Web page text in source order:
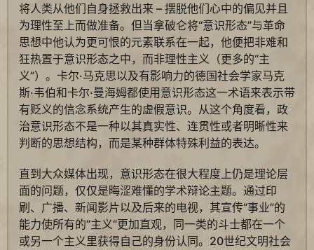
将人类从他们自身拯救出来 – 摆脱他们心中的偏见并且
为理性至上而做准备。但当拿破仑将“意识形态”与革命
思想中他认为更可恨的元素联系在一起，他便把非难和
狂热置于意识形态之中，而非理性主义（更多的“主
义”）。卡尔·马克思以及有影响力的德国社会学家马克
斯·韦伯和卡尔·曼海姆都使用意识形态这一术语来表示带
有贬义的信念系统产生的虚假意识。从这个角度看，政
治意识形态不是一种以其真实性、连贯性或者明晰性来
判断的思想结构，而是某种群体特殊利益的表达。
直到大众媒体出现，意识形态在很大程度上仍是理论层
面的问题，仅仅是晦涩难懂的学术辩论主题。通过印
刷、广播、新闻影片以及后来的电视，其宣传“事业”的
能力使所有的“主义”更加直观，同一类的斗士都在一个
或另一个主义里获得自己的身份认同。20世纪文明社会